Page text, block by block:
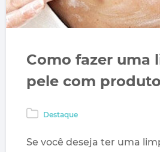
Como fazer uma
pele com
Destaque
Se você deseja ter uma